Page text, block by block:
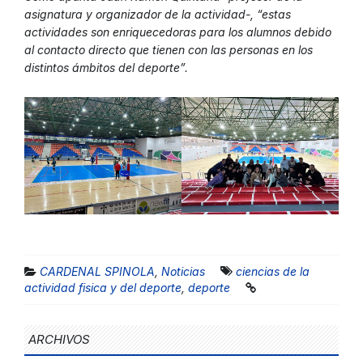
asignatura y organizador de la actividad-, “estas
actividades son enriquecedoras para los alumnos debido
al contacto directo que tienen con las personas en los
distintos ámbitos del deporte”.
CARDENAL SPINOLA, Noticias
ciencias de la
actividad fisica y del deporte, deporte
ARCHIVOS